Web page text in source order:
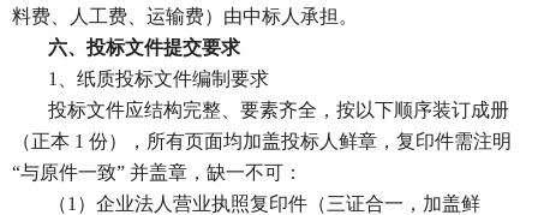
料费、人工费、运输费）由中标人承担。
六、投标文件提交要求
1、纸质投标文件编制要求
投标文件应结构完整、要素齐全，按以下顺序装订成册
（正本 1 份），所有页面均加盖投标人鲜章，复印件需注明
“与原件一致” 并盖章，缺一不可：
（1）企业法人营业执照复印件（三证合一， 加盖鲜